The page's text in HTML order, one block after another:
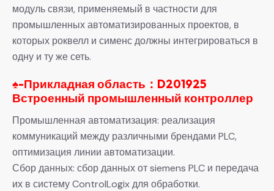
модуль связи, применяемый в частности для
промышленных автоматизированных проектов, в
которых роквелл и сименс должны интегрироваться в
одну и ту же сеть.
♠-Прикладная область：D201925
Встроенный промышленный контроллер
Промышленная автоматизация: реализация
коммуникаций между различными брендами PLC,
оптимизация линии автоматизации.
Сбор данных: сбор данных от siemens PLC и передача
их в систему ControlLogix для обработки.